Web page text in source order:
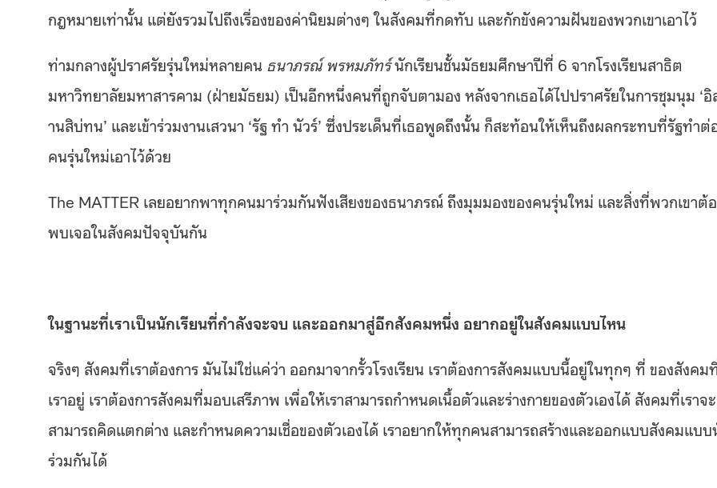
กฎหมายเท่านั้น แต่ยังรวมไปถึงเรื่องของค่านิยมต่างๆ ในสังคมที่กดทับ และกักขังความฝันของพวกเขาเอาไว้
ท่ามกลางผู้ปราศรัยรุ่นใหม่หลายคน ธนาภรณ์ พรหมภัทร์นักเรียนชั้นมัธยมศึกษาปีที่ 6 จากโรงเรียนสาธิต
มหาวิทยาลัยมหาสารคาม (ฝ่ายมัธยม) เป็นอีกหนึ่งคนที่ถูกจับตามอง หลังจากเธอได้ไปปราศรัยในการชุมนุม ‘อิ
านสิบ่ทน’ และเข้าร่วมงานเสวนา ‘รัฐ ทำ นัวร์’ ซึ่งประเด็นที่เธอพูดถึงนั้น ก็สะท้อนให้เห็นถึงผลกระทบที่รัฐทำต่
คนรุ่นใหม่เอาไว้ด้วย
The MATTER เลยอยากพาทุกคนมาร่วมกันฟังเสียงของธนาภรณ์ ถึงมุมมองของคนรุ่นใหม่ และสิ่งที่พวกเขาต้
พบเจอในสังคมปัจจุบันกัน
ในฐานะที่เราเป็นนักเรียนที่กำลังจะจบ และออกมาสู่อีกสังคมหนึ่ง อยากอยู่ในสังคมแบบไหน
จริงๆ สังคมที่เราต้องการ มันไม่ใช่แค่ว่า ออกมาจากรั้วโรงเรียน เราต้องการสังคมแบบนี้อยู่ในทุกๆ ที่ ของสังคม
เราอยู่ เราต้องการสังคมที่มอบเสรีภาพ เพื่อให้เราสามารถกำหนดเนื้อตัวและร่างกายของตัวเองได้ สังคมที่เราจะ
สามารถคิดแตกต่าง และกำหนดความเชื่อของตัวเองได้ เราอยากให้ทุกคนสามารถสร้างและออกแบบสังคมแบ
ร่วมกันได้